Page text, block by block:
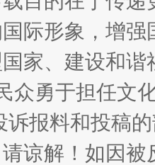
境
际形象，增
家、建设和
众勇于担任文
诉报料和投稿
谅解！如因